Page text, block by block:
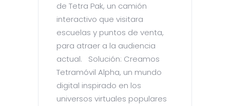
de Tetra Pak, un camión
interactivo que visitara
escuelas y puntos de venta,
para atraer a la audiencia
actual. Solución: Creamos
Tetramóvil Alpha, un mundo
digital inspirado en los
universos virtuales populares